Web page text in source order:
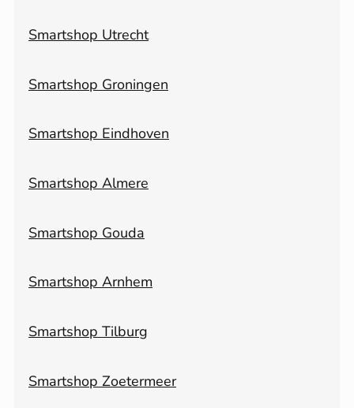
Smartshop Utrecht
Smartshop Groningen
Smartshop Eindhoven
Smartshop Almere
Smartshop Gouda
Smartshop Arnhem
Smartshop Tilburg
Smartshop Zoetermeer